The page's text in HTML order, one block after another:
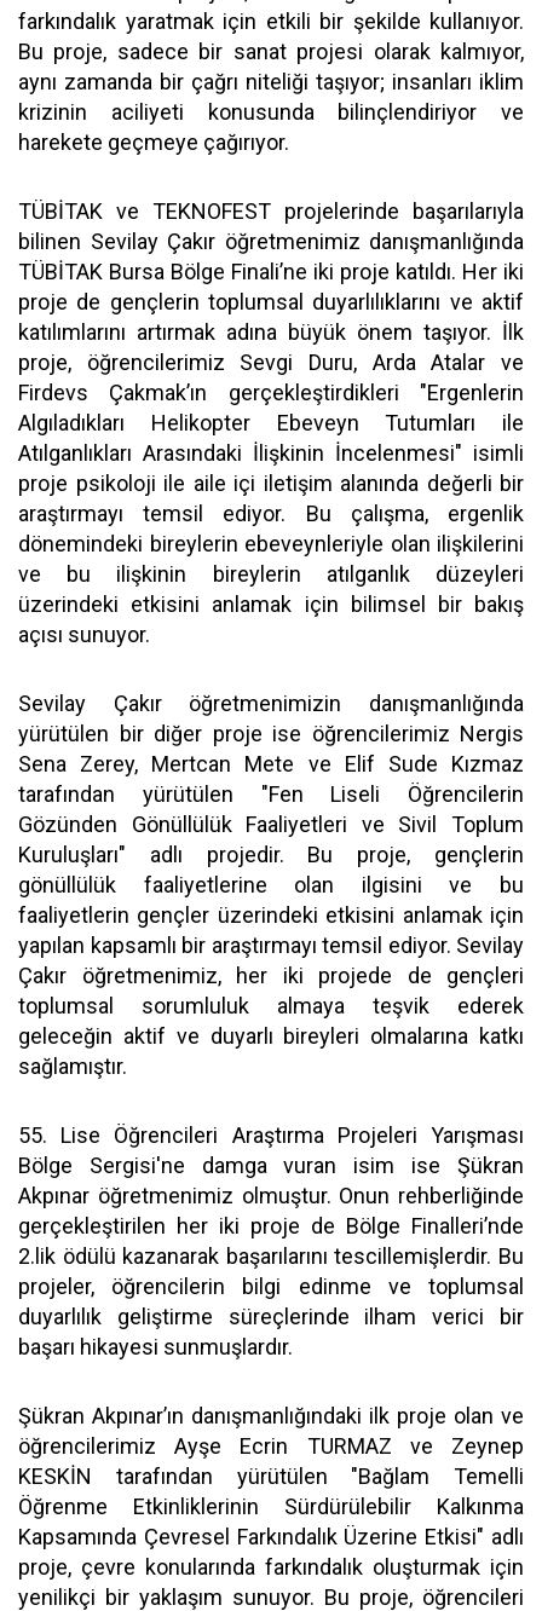
farkındalık yaratmak için etkili bir şekilde kullanıyor.
Bu proje, sadece bir sanat projesi olarak kalmıyor,
aynı zamanda bir çağrı niteliği taşıyor; insanları iklim
krizinin aciliyeti konusunda bilinçlendiriyor ve
harekete geçmeye çağırıyor.
TÜBİTAK ve TEKNOFEST projelerinde başarılarıyla
bilinen Sevilay Çakır öğretmenimiz danışmanlığında
TÜBİTAK Bursa Bölge Finali’ne iki proje katıldı. Her iki
proje de gençlerin toplumsal duyarlılıklarını ve aktif
katılımlarını artırmak adına büyük önem taşıyor. İlk
proje, öğrencilerimiz Sevgi Duru, Arda Atalar ve
Firdevs Çakmak’ın gerçekleştirdikleri "Ergenlerin
Algıladıkları Helikopter Ebeveyn Tutumları ile
Atılganlıkları Arasındaki İlişkinin İncelenmesi" isimli
proje psikoloji ile aile içi iletişim alanında değerli bir
araştırmayı temsil ediyor. Bu çalışma, ergenlik
dönemindeki bireylerin ebeveynleriyle olan ilişkilerini
ve bu ilişkinin bireylerin atılganlık düzeyleri
üzerindeki etkisini anlamak için bilimsel bir bakış
açısı sunuyor.
Sevilay Çakır öğretmenimizin danışmanlığında
yürütülen bir diğer proje ise öğrencilerimiz Nergis
Sena Zerey, Mertcan Mete ve Elif Sude Kızmaz
tarafından yürütülen "Fen Liseli Öğrencilerin
Gözünden Gönüllülük Faaliyetleri ve Sivil Toplum
Kuruluşları" adlı projedir. Bu proje, gençlerin
gönüllülük faaliyetlerine olan ilgisini ve bu
faaliyetlerin gençler üzerindeki etkisini anlamak için
yapılan kapsamlı bir araştırmayı temsil ediyor. Sevilay
Çakır öğretmenimiz, her iki projede de gençleri
toplumsal sorumluluk almaya teşvik ederek
geleceğin aktif ve duyarlı bireyleri olmalarına katkı
sağlamıştır.
55. Lise Öğrencileri Araştırma Projeleri Yarışması
Bölge Sergisi'ne damga vuran isim ise Şükran
Akpınar öğretmenimiz olmuştur. Onun rehberliğinde
gerçekleştirilen her iki proje de Bölge Finalleri’nde
2.lik ödülü kazanarak başarılarını tescillemişlerdir. Bu
projeler, öğrencilerin bilgi edinme ve toplumsal
duyarlılık geliştirme süreçlerinde ilham verici bir
başarı hikayesi sunmuşlardır.
Şükran Akpınar’ın danışmanlığındaki ilk proje olan ve
öğrencilerimiz Ayşe Ecrin TURMAZ ve Zeynep
KESKİN tarafından yürütülen "Bağlam Temelli
Öğrenme Etkinliklerinin Sürdürülebilir Kalkınma
Kapsamında Çevresel Farkındalık Üzerine Etkisi" adlı
proje, çevre konularında farkındalık oluşturmak için
yenilikçi bir yaklaşım sunuyor. Bu proje, öğrencileri